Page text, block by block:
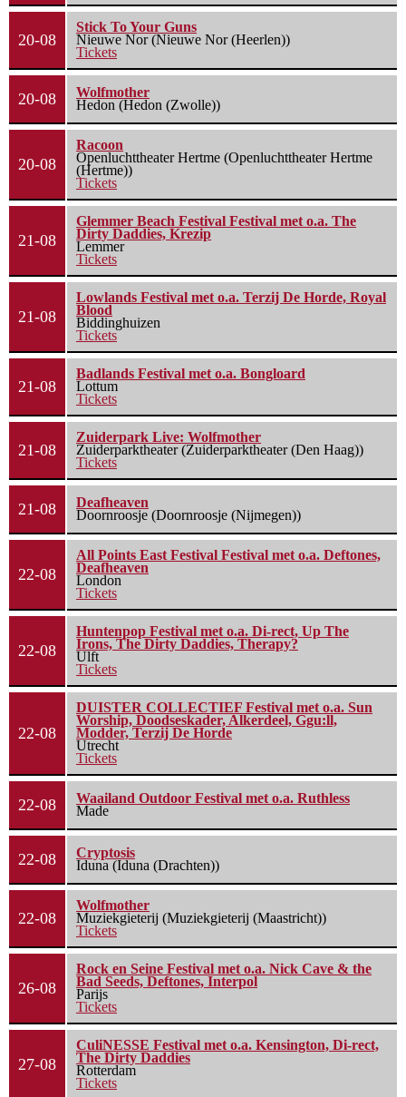
20-08
Stick To Your Guns
Nieuwe Nor (Nieuwe Nor (Heerlen))
Tickets
20-08
Wolfmother
Hedon (Hedon (Zwolle))
20-08
Racoon
Openluchttheater Hertme (Openluchttheater Hertme
(Hertme))
Tickets
21-08
Glemmer Beach Festival Festival met o.a. The
Dirty Daddies, Krezip
Lemmer
Tickets
21-08
Lowlands Festival met o.a. Terzij De Horde, Royal
Blood
Biddinghuizen
Tickets
21-08
Badlands Festival met o.a. Bongloard
Lottum
Tickets
21-08
Zuiderpark Live: Wolfmother
Zuiderparktheater (Zuiderparktheater (Den Haag))
Tickets
21-08
Deafheaven
Doornroosje (Doornroosje (Nijmegen))
22-08
All Points East Festival Festival met o.a. Deftones,
Deafheaven
London
Tickets
22-08
Huntenpop Festival met o.a. Di-rect, Up The
Irons, The Dirty Daddies, Therapy?
Ulft
Tickets
22-08
DUISTER COLLECTIEF Festival met o.a. Sun
Worship, Doodseskader, Alkerdeel, Ggu:ll,
Modder, Terzij De Horde
Utrecht
Tickets
22-08
Waailand Outdoor Festival met o.a. Ruthless
Made
22-08
Cryptosis
Iduna (Iduna (Drachten))
22-08
Wolfmother
Muziekgieterij (Muziekgieterij (Maastricht))
Tickets
26-08
Rock en Seine Festival met o.a. Nick Cave & the
Bad Seeds, Deftones, Interpol
Parijs
Tickets
27-08
CuliNESSE Festival met o.a. Kensington, Di-rect,
The Dirty Daddies
Rotterdam
Tickets